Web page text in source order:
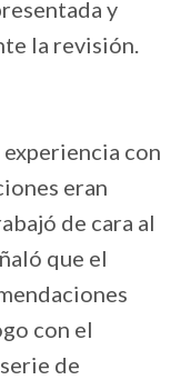
y
la revisión.
con
eran
de cara al
que el
con el
de